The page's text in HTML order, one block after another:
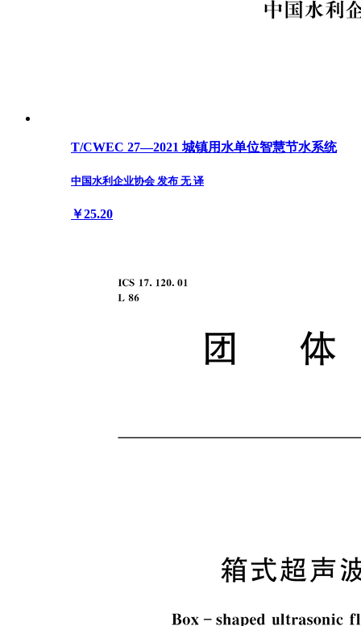
T/CWEC 27—2021 城镇用水单位智慧节水系统
中国水利企业协会 发布 无 译
￥25.20